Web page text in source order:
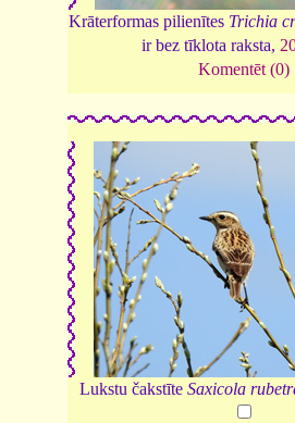
Krāterformas pilienītes Trichia
ir bez tīklota raksta,
Komentēt (0)
Lukstu čakstīte Saxicola